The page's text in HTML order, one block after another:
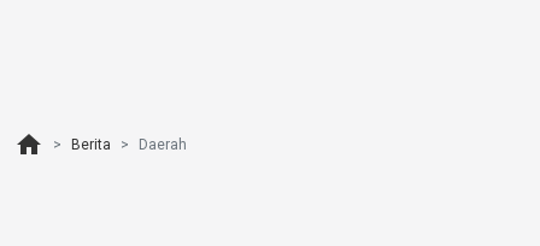
home Berita Daerah